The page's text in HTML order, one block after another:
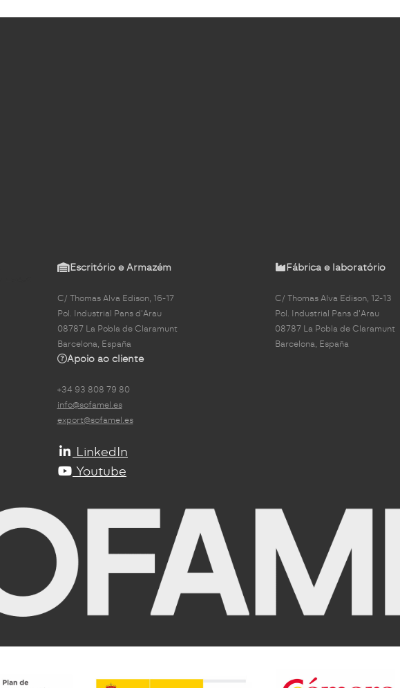
Escritório e Armazém
C/ Thomas Alva Edison, 16-17
Pol. Industrial Pans d'Arau
08787 La Pobla de Claramunt
Barcelona, España
Fábrica e laboratório
C/ Thomas Alva Edison, 12-13
Pol. Industrial Pans d'Arau
08787 La Pobla de Claramunt
Barcelona, España
Apoio ao cliente
+34 93 808 79 80
info@sofamel.es
export@sofamel.es
LinkedIn
Youtube